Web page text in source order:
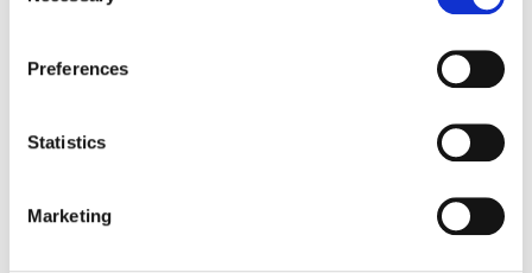
Preferences
Statistics
Marketing